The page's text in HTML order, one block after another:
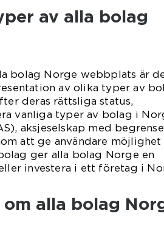
av alla bolag
bolag Norge webbplats är
av olika typer av
deras rättsliga status,
vanliga typer av bolag i
aksjeselskap med
att ge användare möjlighet
ger alla bolag Norge en
investera i ett företag i
alla bolag